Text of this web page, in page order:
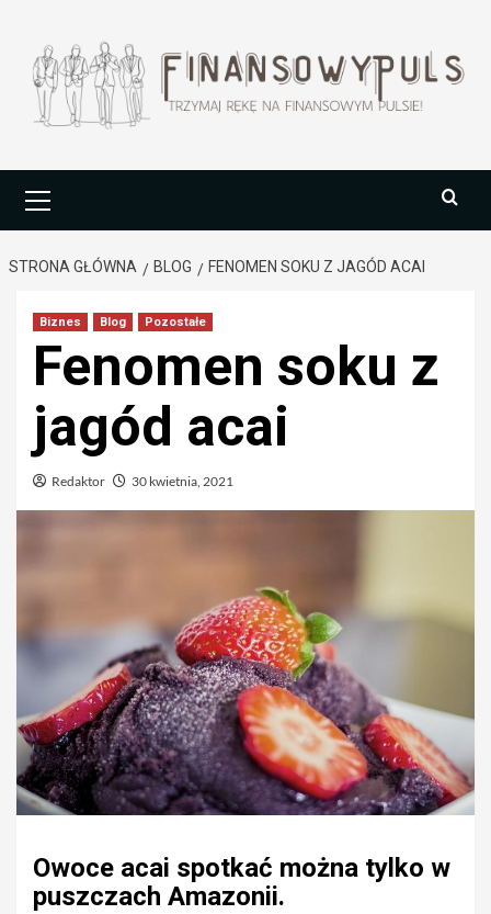
treści
główne
STRONA GŁÓWNA BLOG FENOMEN SOKU Z JAGÓD ACAI
Biznes Blog Pozostałe
Fenomen soku z
jagód acai
Redaktor 30 kwietnia, 2021
Owoce acai spotkać można tylko w
puszczach Amazonii.